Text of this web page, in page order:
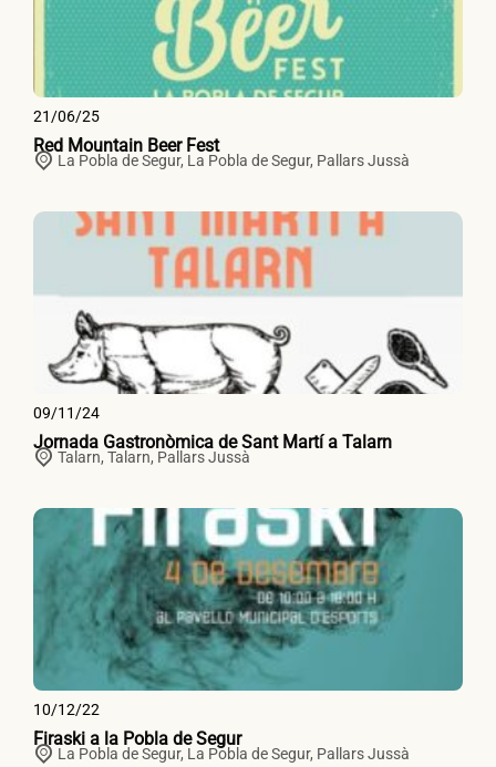
21/06/25
Red Mountain Beer Fest
La Pobla de Segur, La Pobla de Segur, Pallars Jussà
09/11/24
Jornada Gastronòmica de Sant Martí a Talarn
Talarn, Talarn, Pallars Jussà
10/12/22
Firaski a la Pobla de Segur
La Pobla de Segur, La Pobla de Segur, Pallars Jussà